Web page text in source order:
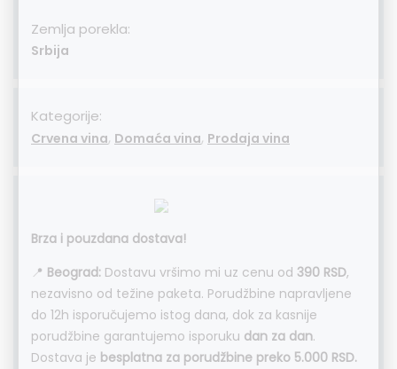
Zemlja porekla:
Srbija
Kategorije:
Crvena vina, Domaća vina, Prodaja vina
Brza i pouzdana dostava!
📍 Beograd: Dostavu vršimo mi uz cenu od 390 RSD,
nezavisno od težine paketa. Porudžbine napravljene
do 12h isporučujemo istog dana, dok za kasnije
porudžbine garantujemo isporuku dan za dan.
Dostava je besplatna za porudžbine preko 5.000 RSD.